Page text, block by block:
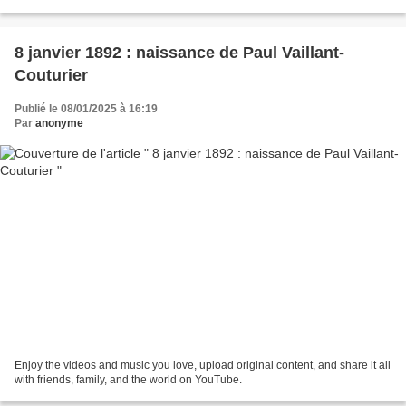
8 janvier 1892 : naissance de Paul Vaillant-
Couturier
Publié le 08/01/2025 à 16:19
Par anonyme
Enjoy the videos and music you love, upload original content, and share it all
with friends, family, and the world on YouTube.